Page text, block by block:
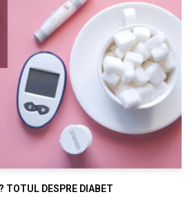
TOTUL DESPRE DIABET